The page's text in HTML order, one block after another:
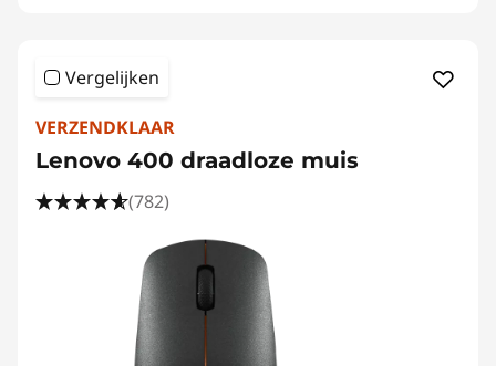
Vergelijken
VERZENDKLAAR
Lenovo 400 draadloze muis
(782)